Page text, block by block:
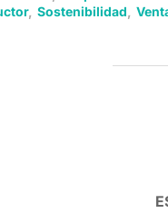
, Sostenibilidad
AUTOR